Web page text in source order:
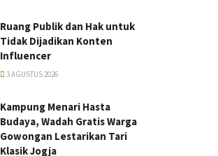
Ruang Publik dan Hak untuk
Tidak Dijadikan Konten
Influencer
3 AGUSTUS 2026
Kampung Menari Hasta
Budaya, Wadah Gratis Warga
Gowongan Lestarikan Tari
Klasik Jogja